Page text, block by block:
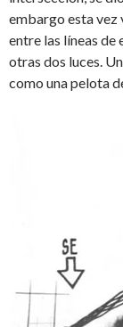
embargo esta vez
entre las líneas de
otras dos luces.
como una pelota